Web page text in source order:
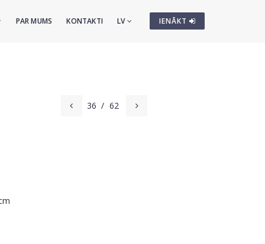
IENĀKT
PAR MUMS KONTAKTI LV
36 / 62